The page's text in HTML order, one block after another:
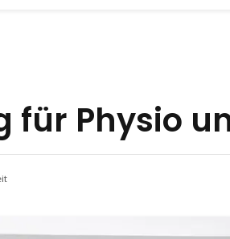
für Physio